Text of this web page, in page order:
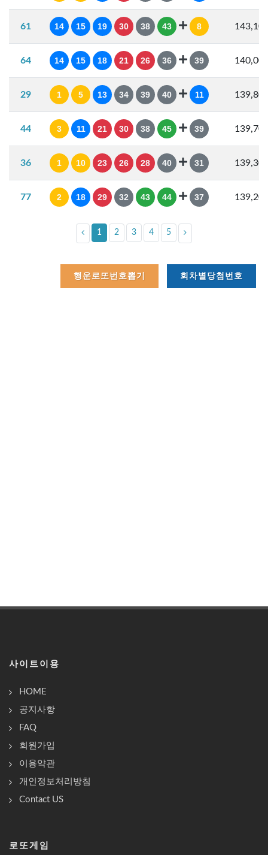
61 14 15 19 30 38 43 8
64 14 15 18 21 26 36 39
29 1 5 13 34 39 40 11
44 3 11 21 30 38 45 39
36 1 10 23 26 28 40 31
77 2 18 29 32 43 44 37
1 2 3 4 5
행운로또번호뽑기 회차별당첨번호
사이트이용
HOME
공지사항
FAQ
회원가입
이용약관
개인정보처리방침
Contact US
로또게임